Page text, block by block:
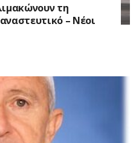
τη
– Νέοι